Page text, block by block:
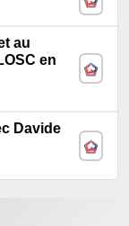
au
en
Davide